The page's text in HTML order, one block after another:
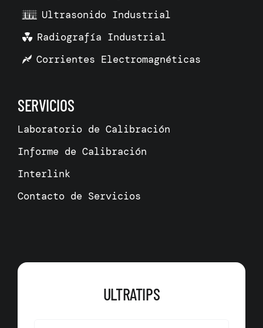
Ultrasonido Industrial
Radiografía Industrial
Corrientes Electromagnéticas
SERVICIOS
Laboratorio de Calibración
Informe de Calibración
Interlink
Contacto de Servicios
ULTRATIPS